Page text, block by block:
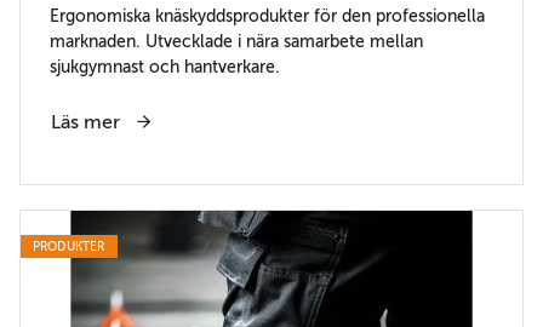
Ergonomiska knäskyddsprodukter för den professionella
marknaden. Utvecklade i nära samarbete mellan
sjukgymnast och hantverkare.
Läs mer
PRODUKTER